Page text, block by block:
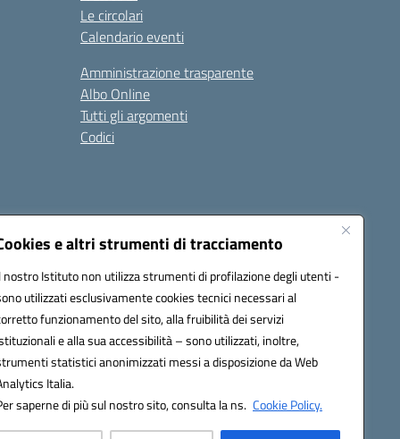
e altri strumenti di tracciamento
nostro Istituto non utilizza strumenti di profilazione degli utenti -
utilizzati esclusivamente cookies tecnici necessari al
funzionamento del sito, alla fruibilità dei servizi
e alla sua accessibilità – sono utilizzati, inoltre,
statistici anonimizzati messi a disposizione da Web
Italia.
saperne di più sul nostro sito, consulta la ns. Cookie Policy.
Le circolari
Calendario eventi
Amministrazione trasparente
Albo Online
Tutti gli argomenti
Codici
Seguici su: